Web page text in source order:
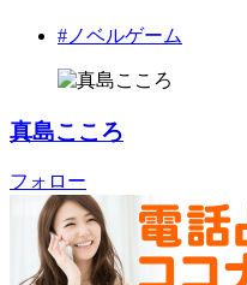
#ノベルゲーム
真島こころ
フォロー